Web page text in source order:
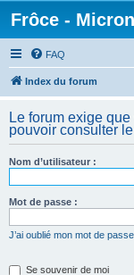
Frôce -
FAQ
Index du forum
Le forum exige
pouvoir consulter
Nom d’utilisateur :
Mot de passe :
J’ai oublié mon mot de passe
Se souvenir de moi